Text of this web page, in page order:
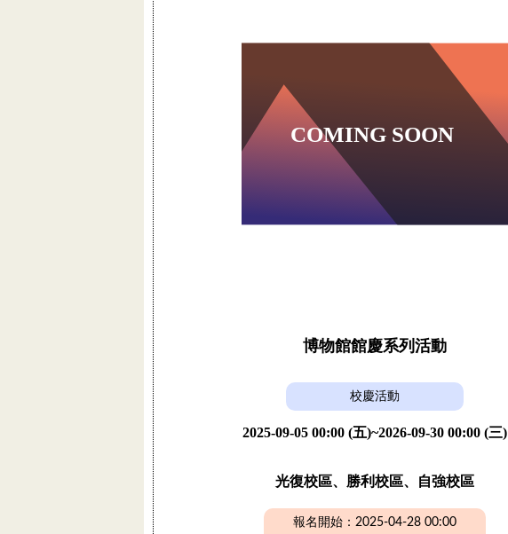
博物館館慶系列活動
校慶活動
2025-09-05 00:00 (五)~2026-09-30 00:00 (三)
光復校區、勝利校區、自強校區
報名開始：2025-04-28 00:00